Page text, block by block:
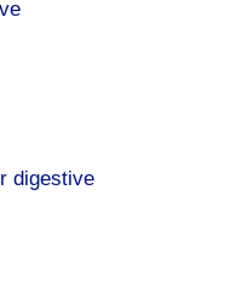
digestive